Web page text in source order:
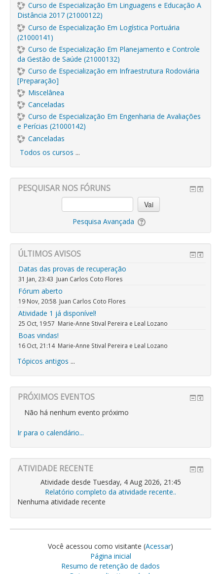
Curso de Especialização Em Linguagens e Educação A
Distância 2017 (21000122)
Curso de Especialização Em Logística Portuária
(21000141)
Curso de Especialização Em Planejamento e Controle
da Gestão de Saúde (21000132)
Curso de Especialização em Infraestrutura Rodoviária
[Preparação]
Miscelânea
Canceladas
Curso de Especialização Em Engenharia de Avaliações
e Perícias (21000142)
Canceladas
Todos os cursos ...
PESQUISAR NOS FÓRUNS
Vai
Pesquisa Avançada
ÚLTIMOS AVISOS
31 Jan, 23:43 Juan Carlos Coto Flores
Datas das provas de recuperação
19 Nov, 20:58 Juan Carlos Coto Flores
Fórum aberto
25 Oct, 19:57 Marie-Anne Stival Pereira e Leal Lozano
Atividade 1 já disponível!
16 Oct, 21:14 Marie-Anne Stival Pereira e Leal Lozano
Boas vindas!
Tópicos antigos ...
PRÓXIMOS EVENTOS
Não há nenhum evento próximo
Ir para o calendário...
ATIVIDADE RECENTE
Atividade desde Tuesday, 4 Aug 2026, 21:45
Relatório completo da atividade recente..
Nenhuma atividade recente
Você acessou como visitante (Acessar)
Página inicial
Resumo de retenção de dados